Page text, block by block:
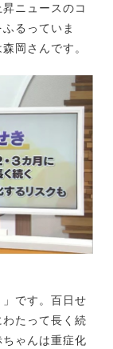
ニュースのコ
るっていま
岡さんです。
」です。百日せ
たって長く続
ゃんは重症化